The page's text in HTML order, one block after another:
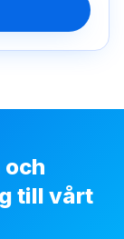
och
till vårt